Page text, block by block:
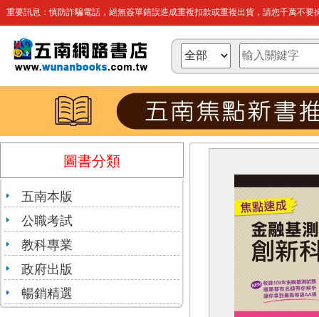
重要訊息：慎防詐騙電話，絕無簽單錯誤造成重複扣款或重複出貨，請您千萬不要
圖書分類
五南本版
公職考試
教科專業
政府出版
暢銷精選